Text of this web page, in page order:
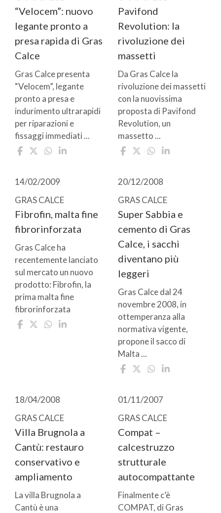
“Velocem”: nuovo
legante pronto a
presa rapida di Gras
Calce
Gras Calce presenta
“Velocem”, legante
pronto a presa e
indurimento ultrarapidi
per riparazioni e
fissaggi immediati ...
Pavifond
Revolution: la
rivoluzione dei
massetti
Da Gras Calce la
rivoluzione dei massetti
con la nuovissima
proposta di Pavifond
Revolution, un
massetto ...
14/02/2009
GRAS CALCE
Fibrofin, malta fine
fibrorinforzata
Gras Calce ha
recentemente lanciato
sul mercato un nuovo
prodotto: Fibrofin, la
prima malta fine
fibrorinforzata
20/12/2008
GRAS CALCE
Super Sabbia e
cemento di Gras
Calce, i sacchi
diventano più
leggeri
Gras Calce dal 24
novembre 2008, in
ottemperanza alla
normativa vigente,
propone il sacco di
Malta ...
18/04/2008
GRAS CALCE
Villa Brugnola a
Cantù: restauro
conservativo e
ampliamento
La villa Brugnola a
Cantù è una
01/11/2007
GRAS CALCE
Compat –
calcestruzzo
strutturale
autocompattante
Finalmente c’è
COMPAT, di Gras